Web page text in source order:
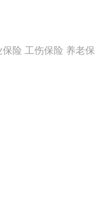
四年的不懈努力，
品牌企业。
险 工伤保险 养老保